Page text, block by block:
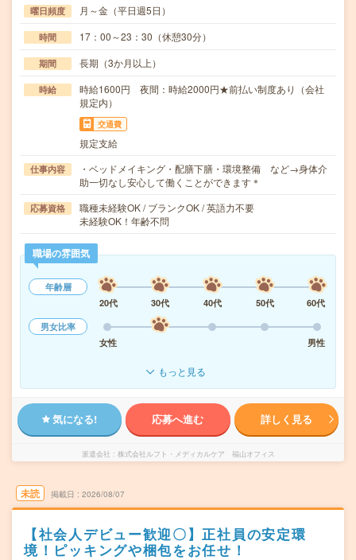
曜日頻度 月～金（平日週5日）
時間 17：00～23：30（休憩30分）
期間 長期（3か月以上）
時給
時給1600円 夜間：時給2000円★前払い制度あり（会社
規定内）
交通費
規定支給
仕事内容
・ベッドメイキング・配膳下膳・環境整備 など→身体介
助一切なし安心して働くことができます＊
応募資格
職種未経験OK / ブランクOK / 英語力不要
未経験OK！年齢不問
職場の雰囲気
年齢層
20代
30代 40代 50代
60代
男女比率
女性
男性
もっと見る
気になる! 応募へ進む 詳しく見る
派遣会社 株式会社ルフト・メディカルケア 福山オフィス
未読 掲載日 2026/08/07
【社会人デビュー歓迎〇】正社員の安定環
境！ピッキングや梱包をお任せ！